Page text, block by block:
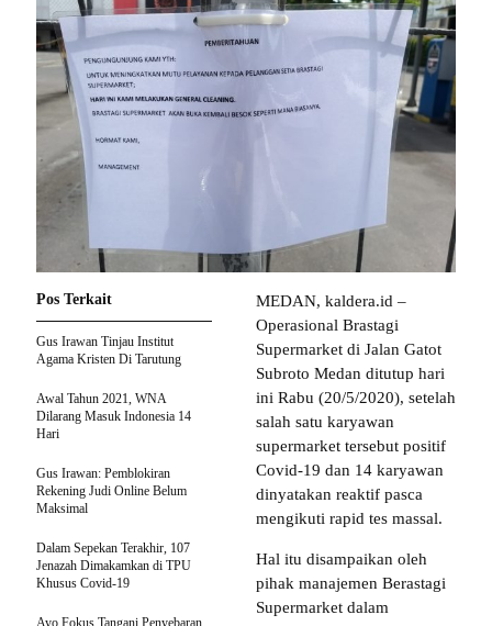
MEDAN, kaldera.id –
Operasional Brastagi
Supermarket di Jalan Gatot
Subroto Medan ditutup hari
ini Rabu (20/5/2020), setelah
salah satu karyawan
supermarket tersebut positif
Covid-19 dan 14 karyawan
dinyatakan reaktif pasca
mengikuti rapid tes massal.
Hal itu disampaikan oleh
pihak manajemen Berastagi
Supermarket dalam
Pos Terkait
Gus Irawan Tinjau Institut
Agama Kristen Di Tarutung
Awal Tahun 2021, WNA
Dilarang Masuk Indonesia 14
Hari
Gus Irawan: Pemblokiran
Rekening Judi Online Belum
Maksimal
Dalam Sepekan Terakhir, 107
Jenazah Dimakamkan di TPU
Khusus Covid-19
Ayo Fokus Tangani Penyebaran